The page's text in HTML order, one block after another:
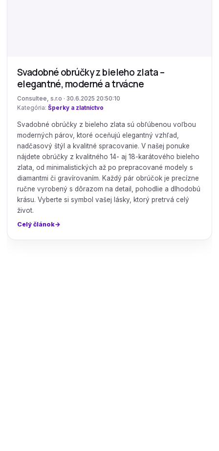
Svadobné obrúčky z bieleho zlata –
elegantné, moderné a trvácne
Consultee, s.r.o · 30.6.2025 20:50:10
Kategória: Šperky a zlatníctvo
Svadobné obrúčky z bieleho zlata sú obľúbenou voľbou
moderných párov, ktoré oceňujú elegantný vzhľad,
nadčasový štýl a kvalitné spracovanie. V našej ponuke
nájdete obrúčky z kvalitného 14- aj 18-karátového bieleho
zlata, od minimalistických až po prepracované modely s
diamantmi či gravírovaním. Každý pár obrúčok je precízne
ručne vyrobený s dôrazom na detail, pohodlie a dlhodobú
krásu. Vyberte si symbol vašej lásky, ktorý pretrvá celý
život.
Celý článok